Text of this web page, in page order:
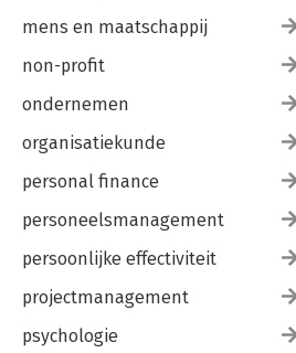
mens en maatschappij
non-profit
ondernemen
organisatiekunde
personal finance
personeelsmanagement
persoonlijke effectiviteit
projectmanagement
psychologie